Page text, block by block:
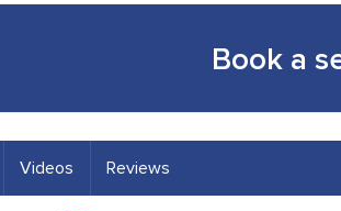
Book a
Videos Reviews